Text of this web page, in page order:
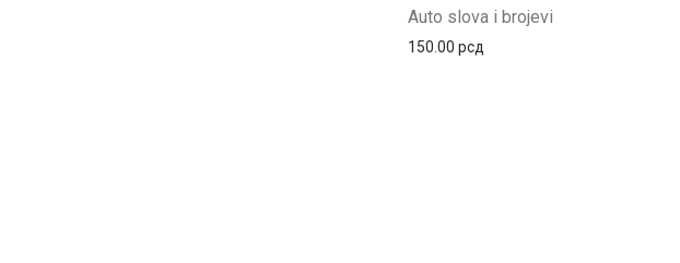
Auto slova i brojevi
150.00 рсд